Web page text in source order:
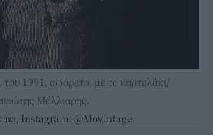
1991, αφόρετο, με το καρτελάκι/
Μάλλιαρης.
Instagram: @Movintage